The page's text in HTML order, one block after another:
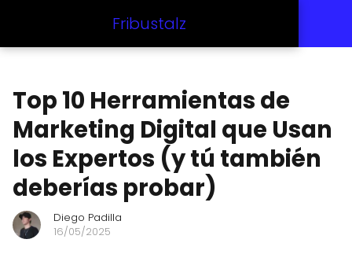
Fribustalz
Top 10 Herramientas de
Marketing Digital que Usan
los Expertos (y tú también
deberías probar)
Diego Padilla
16/05/2025